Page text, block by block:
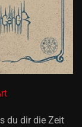
du dir die Zeit